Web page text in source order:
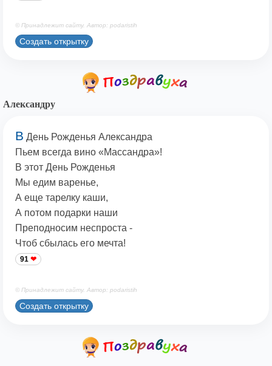
© Принадлежит сайту. Автор: podaristih
Создать открытку
Александру
В День Рожденья Александра
Пьем всегда вино «Массандра»!
В этот День Рожденья
Мы едим варенье,
А еще тарелку каши,
А потом подарки наши
Преподносим неспроста -
Чтоб сбылась его мечта!
91
© Принадлежит сайту. Автор: podaristih
Создать открытку